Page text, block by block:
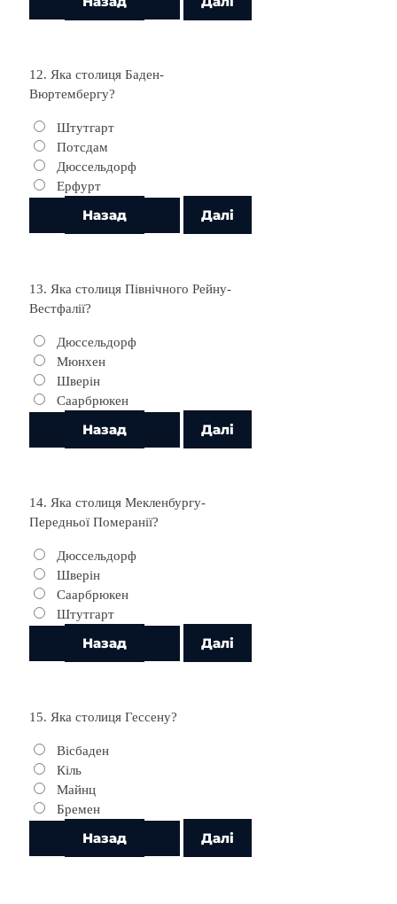
12. Яка столиця Баден-
Вюртембергу?
Штутгарт
Потсдам
Дюссельдорф
Ерфурт
13. Яка столиця Північного Рейну-
Вестфалії?
Дюссельдорф
Мюнхен
Шверін
Саарбрюкен
14. Яка столиця Мекленбургу-
Передньої Померанії?
Дюссельдорф
Шверін
Саарбрюкен
Штутгарт
15. Яка столиця Гессену?
Вісбаден
Кіль
Майнц
Бремен